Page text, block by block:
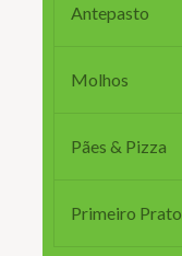
Antepasto
Molhos
Pães & Pizza
Primeiro Prato